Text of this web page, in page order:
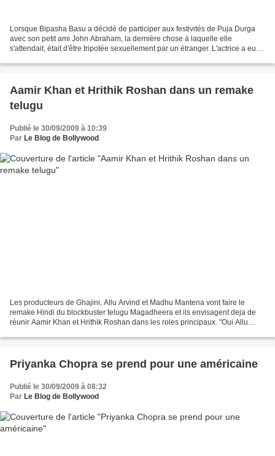
Lorsque Bipasha Basu a décidé de participer aux festivités de Puja Durga
avec son petit ami John Abraham, la dernière chose à laquelle elle
s'attendait, était d'être tripotée sexuellement par un étranger. L'actrice a eu
Aamir Khan et Hrithik Roshan dans un remake
telugu
Publié le 30/09/2009 à 10:39
Par Le Blog de Bollywood
Les producteurs de Ghajini, Allu Arvind et Madhu Mantena vont faire le
remake Hindi du blockbuster telugu Magadheera et ils envisagent deja de
réunir Aamir Khan et Hrithik Roshan dans les roles principaux. "Oui Allu
Priyanka Chopra se prend pour une américaine
Publié le 30/09/2009 à 08:32
Par Le Blog de Bollywood